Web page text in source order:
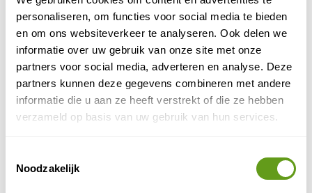
personaliseren, om functies voor social media te bieden
en om ons websiteverkeer te analyseren. Ook delen we
informatie over uw gebruik van onze site met onze
partners voor social media, adverteren en analyse. Deze
partners kunnen deze gegevens combineren met andere
informatie die u aan ze heeft verstrekt of die ze hebben
verzameld op basis van uw gebruik van hun services.
Noodzakelijk
Het park biedt tegenwoordig veel recreatieve
mogelijkheden, waaronder wandel- en fietspaden,
sportfaciliteiten zoals een discgolfbaan en een
pumptrack. Verder is er een rosarium met ongeveer
2.500 rozenstruiken. Daarnaast zijn er kunstwerken te
bewonderen, zoals de 'Quellwächter' van Konrad
Winzer, die de waarde van water symboliseert.
Weinstrassete rijden. Je komt door diverse